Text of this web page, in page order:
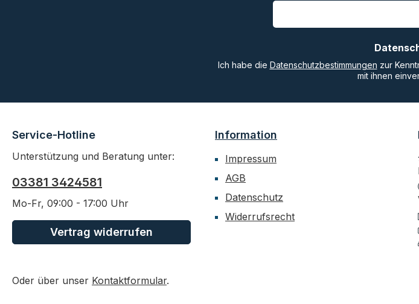
Ich habe die Datenschutzbestimmungen zur
mit ihnen
Service-Hotline
Unterstützung und Beratung unter:
03381 3424581
Mo-Fr, 09:00 - 17:00 Uhr
Vertrag widerrufen
Oder über unser Kontaktformular.
Information
Impressum
AGB
Datenschutz
Widerrufsrecht